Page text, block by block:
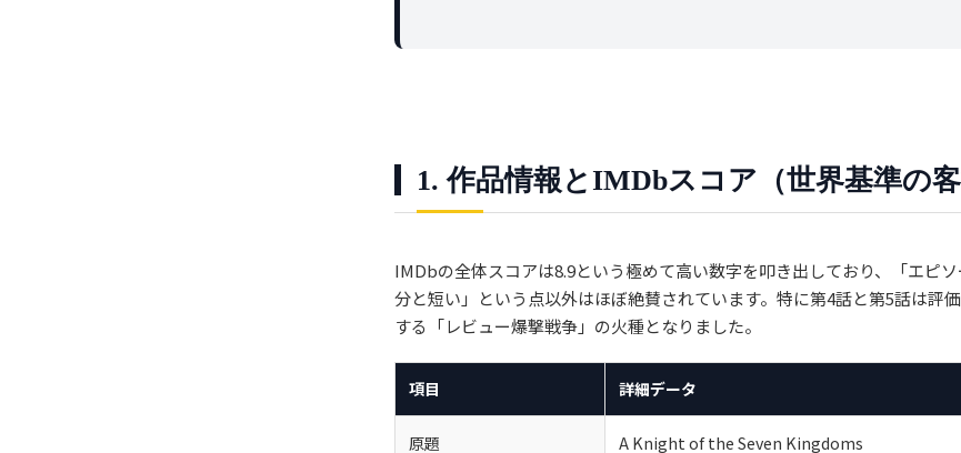
1. 作品情報とIMDbスコア（世界基準の客
IMDbの全体スコアは8.9という極めて高い数字を叩き出しており、「エピ
分と短い」という点以外はほぼ絶賛されています。特に第4話と第5話は評
する「レビュー爆撃戦争」の火種となりました。
項目 詳細データ
原題 A Knight of the Seven Kingdoms